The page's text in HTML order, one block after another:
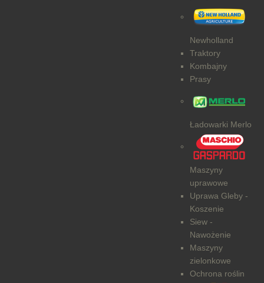
Newholland
Traktory
Kombajny
Prasy
Ładowarki Merlo
Maszyny
uprawowe
Uprawa Gleby -
Koszenie
Siew -
Nawożenie
Maszyny
zielonkowe
Ochrona roślin